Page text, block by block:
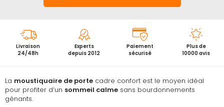
La moustiquaire de porte cadre confort est le moyen idéal
pour profiter d’un sommeil calme sans bourdonnements
gênants.
Livraison
24/48h
Experts
depuis 2012
Paiement
sécurisé
Plus de
10000 avis